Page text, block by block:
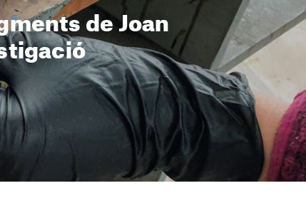
de Joan